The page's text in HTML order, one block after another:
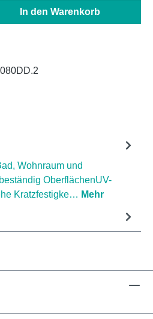
den gewünschten
In den Warenkorb
Wohnraum und
OberflächenUV-
Kratzfestigke… Mehr